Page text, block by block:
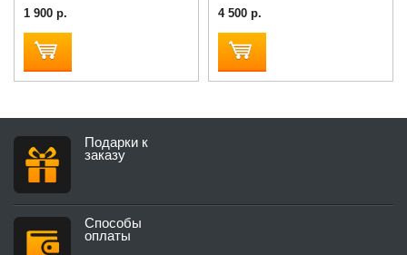
1 900 р. 4 500 р.
Подарки к
заказу
Способы
оплаты